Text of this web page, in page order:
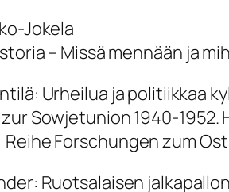
Jokela
– Missä mennään ja
Urheilua ja politiikkaa
Sowjetunion 1940-1952.
Forschungen zum
Ruotsalaisen